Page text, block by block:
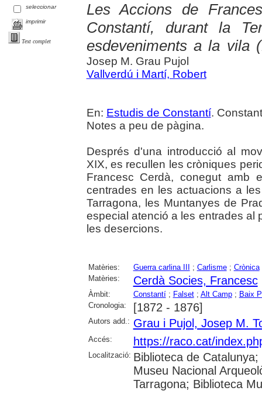
seleccionar
imprimir
Text complet
Les Accions de
Constantí, durant la
esdeveniments a la vila
Josep M. Grau Pujol
Vallverdú i Martí, Robert
En: Estudis de Constantí.
Notes a peu de pàgina.
Després d'una introducció al
XIX, es recullen les cròniques
Francesc Cerdà, conegut amb
centrades en les actuacions a
Tarragona, les Muntanyes de
especial atenció a les entrades al
les desercions.
Matèries: Guerra carlina III ; Carlisme; Crònica
Matèries:
Cerdà Socies, Francesc
Àmbit: Constantí; Falset; Alt Camp; Baix
Cronologia:
[1872 - 1876]
Autors add.: Grau i Pujol, Josep M.
Accés: https://raco.cat/
Localització: Biblioteca de
Museu Nacional
Tarragona; Biblioteca